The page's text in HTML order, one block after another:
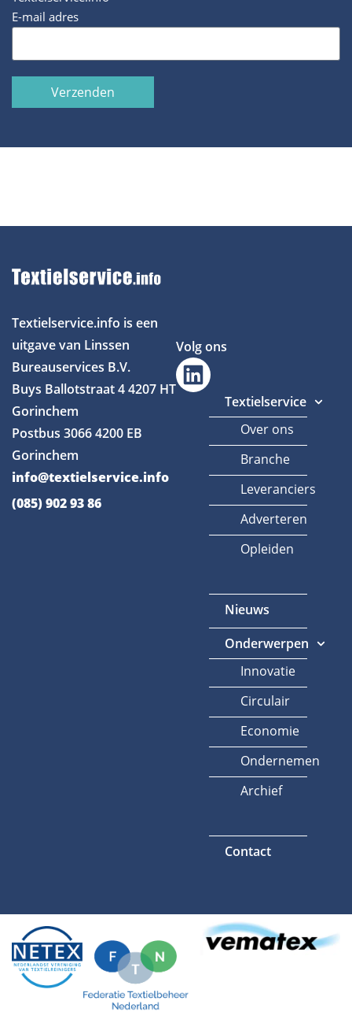
E-mail adres
Verzenden
Textielservice.info is een
uitgave van Linssen
Bureauservices B.V.
Buys Ballotstraat 44207 HT
Gorinchem
Postbus 30664200 EB
Gorinchem
info@textielservice.info
(085) 902 93 86
Volg ons
Textielservice
Over ons
Branche
Leveranciers
Adverteren
Opleiden
Nieuws
Onderwerpen
Innovatie
Circulair
Economie
Ondernemen
Archief
Contact